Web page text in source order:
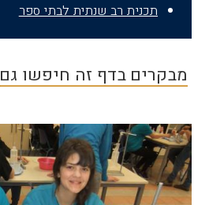
תכנית רב שנתית לבתי ספר
מבקרים בדף זה חיפשו גם